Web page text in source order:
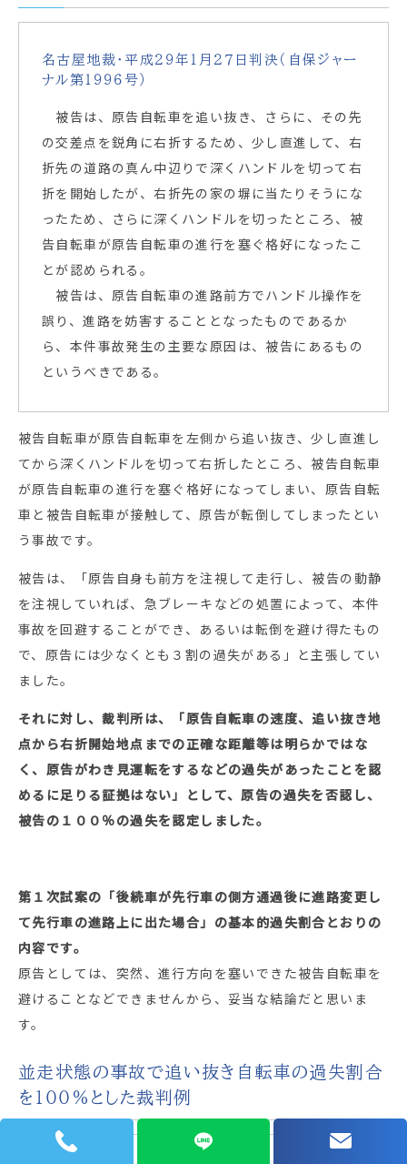
名古屋地裁・平成２９年１月２７日判決（自保ジャー
ナル第１９９６号）
被告は、原告自転車を追い抜き、さらに、その先
の交差点を鋭角に右折するため、少し直進して、右
折先の道路の真ん中辺りで深くハンドルを切って右
折を開始したが、右折先の家の塀に当たりそうにな
ったため、さらに深くハンドルを切ったところ、被
告自転車が原告自転車の進行を塞ぐ格好になったこ
とが認められる。
被告は、原告自転車の進路前方でハンドル操作を
誤り、進路を妨害することとなったものであるか
ら、本件事故発生の主要な原因は、被告にあるもの
というべきである。
被告自転車が原告自転車を左側から追い抜き、少し直進し
てから深くハンドルを切って右折したところ、被告自転車
が原告自転車の進行を塞ぐ格好になってしまい、原告自転
車と被告自転車が接触して、原告が転倒してしまったとい
う事故です。
被告は、「原告自身も前方を注視して走行し、被告の動静
を注視していれば、急ブレーキなどの処置によって、本件
事故を回避することができ、あるいは転倒を避け得たもの
で、原告には少なくとも３割の過失がある」と主張してい
ました。
それに対し、裁判所は、「原告自転車の速度、追い抜き地
点から右折開始地点までの正確な距離等は明らかではな
く、原告がわき見運転をするなどの過失があったことを認
めるに足りる証拠はない」として、原告の過失を否認し、
被告の１００％の過失を認定しました。
第１次試案の「後続車が先行車の側方通過後に進路変更し
て先行車の進路上に出た場合」の基本的過失割合とおりの
内容です。
原告としては、突然、進行方向を塞いできた被告自転車を
避けることなどできませんから、妥当な結論だと思いま
す。
並走状態の事故で追い抜き自転車の過失割合
を１００％とした裁判例